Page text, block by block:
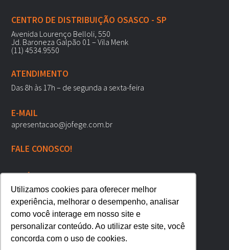
Utilizamos cookies para oferecer melhor
experiência, melhorar o desempenho, analisar
como você interage em nosso site e
personalizar conteúdo. Ao utilizar este site, você
concorda com o uso de cookies.
CENTRO DE DISTRIBUIÇÃO OSASCO - SP
Avenida Lourenço Belloli, 550
Jd. Baroneza Galpão 01 – Vila Menk
(11) 4534.9550
ATENDIMENTO
Das 8h às 17h – de segunda a sexta-feira
E-MAIL
apresentacao@jofege.com.br
FALE CONOSCO!
POLÍTICAS DE PRIVACIDADE
REDES SOCIAIS